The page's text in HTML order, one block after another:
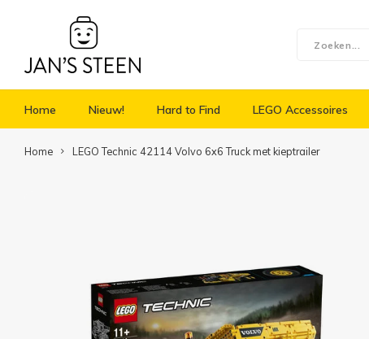
Home Nieuw! Hard to Find LEGO Accessoires
Home LEGO Technic 42114 Volvo 6x6 Truck met kieptrailer